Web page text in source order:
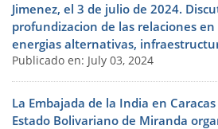
Jimenez, el 3 de julio de 2024.
profundizacion de las relaciones
energias alternativas,
Publicado en: July 03, 2024
La Embajada de la India en
Estado Bolivariano de Miranda